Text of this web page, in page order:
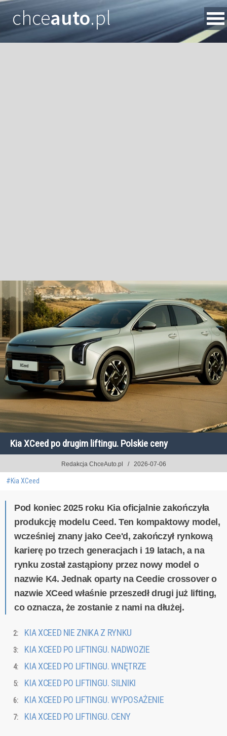
chceauto.pl
Kia XCeed po drugim liftingu. Polskie ceny
Redakcja ChceAuto.pl 2026-07-06
#Kia XCeed
Pod koniec 2025 roku Kia oficjalnie zakończyła
produkcję modelu Ceed. Ten kompaktowy model,
wcześniej znany jako Cee'd, zakończył rynkową
karierę po trzech generacjach i 19 latach, a na
rynku został zastąpiony przez nowy model o
nazwie K4. Jednak oparty na Ceedie crossover o
nazwie XCeed właśnie przeszedł drugi już lifting,
co oznacza, że zostanie z nami na dłużej.
KIA XCEED NIE ZNIKA Z RYNKU
KIA XCEED PO LIFTINGU. NADWOZIE
KIA XCEED PO LIFTINGU. WNĘTRZE
KIA XCEED PO LIFTINGU. SILNIKI
KIA XCEED PO LIFTINGU. WYPOSAŻENIE
KIA XCEED PO LIFTINGU. CENY